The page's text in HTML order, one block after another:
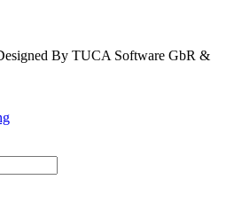
By TUCA Software GbR &